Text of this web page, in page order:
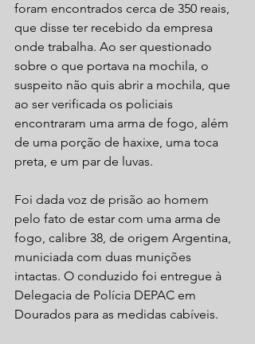
foram encontrados cerca de 350 reais,
que disse ter recebido da empresa
onde trabalha. Ao ser questionado
sobre o que portava na mochila, o
suspeito não quis abrir a mochila, que
ao ser verificada os policiais
encontraram uma arma de fogo, além
de uma porção de haxixe, uma toca
preta, e um par de luvas.
Foi dada voz de prisão ao homem
pelo fato de estar com uma arma de
fogo, calibre 38, de origem Argentina,
municiada com duas munições
intactas. O conduzido foi entregue à
Delegacia de Polícia DEPAC em
Dourados para as medidas cabíveis.